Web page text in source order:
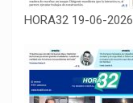
HORA32 19-06-2026